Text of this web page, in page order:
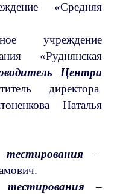
«Средняя
Рудня»;
учреждение
«Руднянская
Центра
директора
Наталья
–
Аврамович.
–